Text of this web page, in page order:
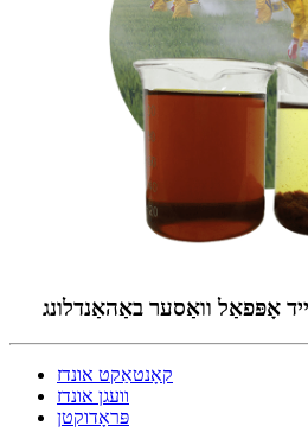
אָפּפאַל וואַסער באַהאַנדלונג
קאָנטאַקט אונדז
וועגן אונדז
פּראָדוקטן